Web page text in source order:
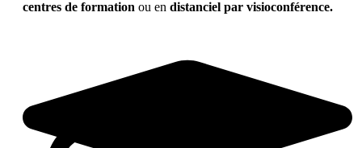
centres de formation ou en distanciel par visioconférence.